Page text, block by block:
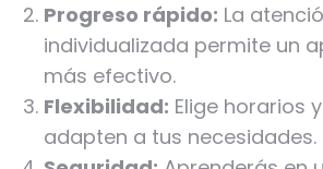
Progreso rápido: La
individualizada permite un
más efectivo.
Flexibilidad: Elige horarios
adapten a tus necesidades.